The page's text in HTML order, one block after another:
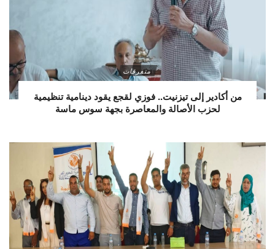
متفرقات
من أكادير إلى تيزنيت.. فوزي لقجع يقود دينامية تنظيمية
لحزب الأصالة والمعاصرة بجهة سوس ماسة